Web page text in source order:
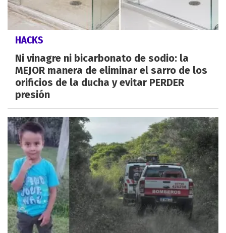
HACKS
Ni vinagre ni bicarbonato de sodio: la
MEJOR manera de eliminar el sarro de los
orificios de la ducha y evitar PERDER
presión